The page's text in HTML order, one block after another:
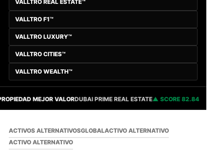
VALLTRO REAL ESTATE™
VALLTRO F1™
VALLTRO LUXURY™
VALLTRO CITIES™
VALLTRO WEALTH™
MEJOR VALORDUBAI PRIME REAL ESTATE SCORE 82.84
ACTIVOS ALTERNATIVOSGLOBALACTIVO ALTERNATIVO
ACTIVO ALTERNATIVO